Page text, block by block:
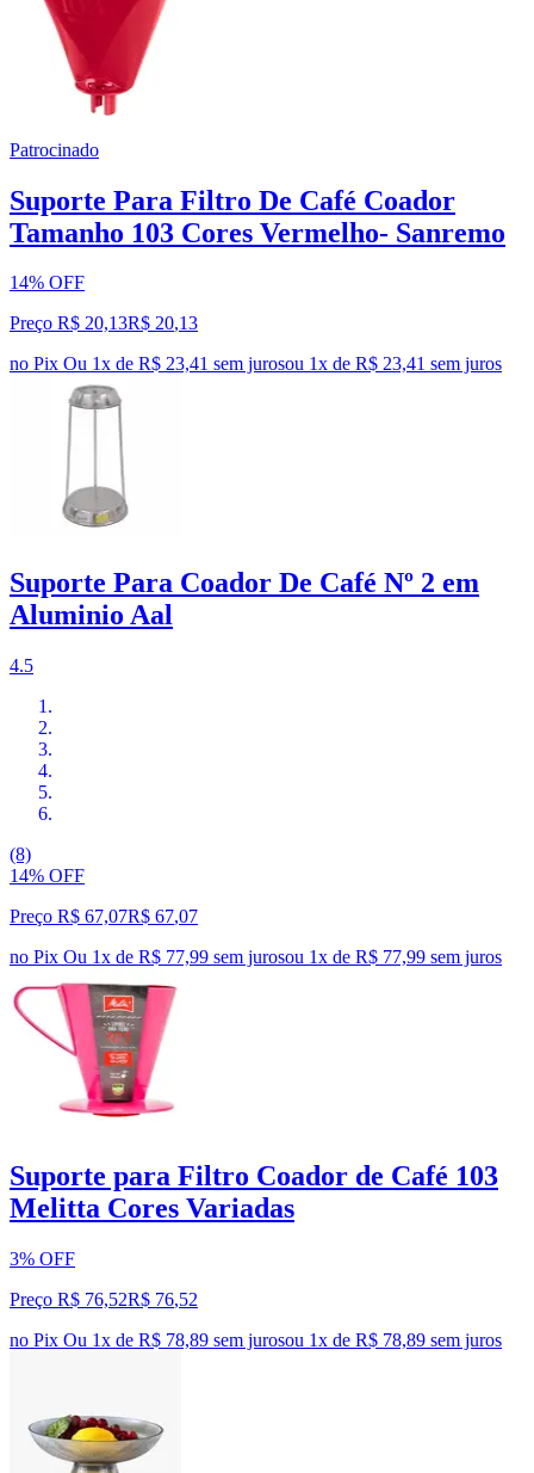
Patrocinado
Suporte Para Filtro De Café Coador
Tamanho 103 Cores Vermelho- Sanremo
14% OFF
Preço R$ 20,13R$ 20,13
no Pix Ou 1x de R$ 23,41 sem jurosou 1x de R$ 23,41 sem juros
Suporte Para Coador De Café Nº 2 em
Aluminio Aal
4.5
(8)
14% OFF
Preço R$ 67,07R$ 67,07
no Pix Ou 1x de R$ 77,99 sem jurosou 1x de R$ 77,99 sem juros
Suporte para Filtro Coador de Café 103
Melitta Cores Variadas
3% OFF
Preço R$ 76,52R$ 76,52
no Pix Ou 1x de R$ 78,89 sem jurosou 1x de R$ 78,89 sem juros